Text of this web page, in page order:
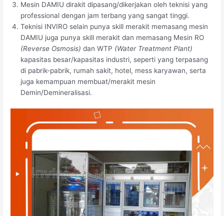
Mesin DAMIU dirakit dipasang/dikerjakan oleh teknisi yang
professional dengan jam terbang yang sangat tinggi.
Teknisi INVIRO selain punya skill merakit memasang mesin
DAMIU juga punya skill merakit dan memasang Mesin RO
(Reverse Osmosis) dan WTP (Water Treatment Plant)
kapasitas besar/kapasitas industri, seperti yang terpasang
di pabrik-pabrik, rumah sakit, hotel, mess karyawan, serta
juga kemampuan membuat/merakit mesin
Demin/Demineralisasi.